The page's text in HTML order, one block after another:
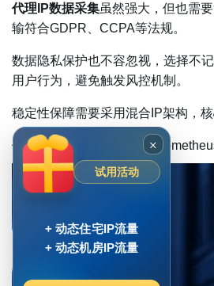
代理IP数据采集虽然强大，但也需
输符合GDPR、CCPA等法规。
数据隐私保护也不容忽视，选择不
用户行为，避免触发风控机制。
稳定性保障需要采用混合IP架构，
使用监控工具如Zabbix或×
试用活动
+ 动态住宅IP流量
+ 动态机房IP流量